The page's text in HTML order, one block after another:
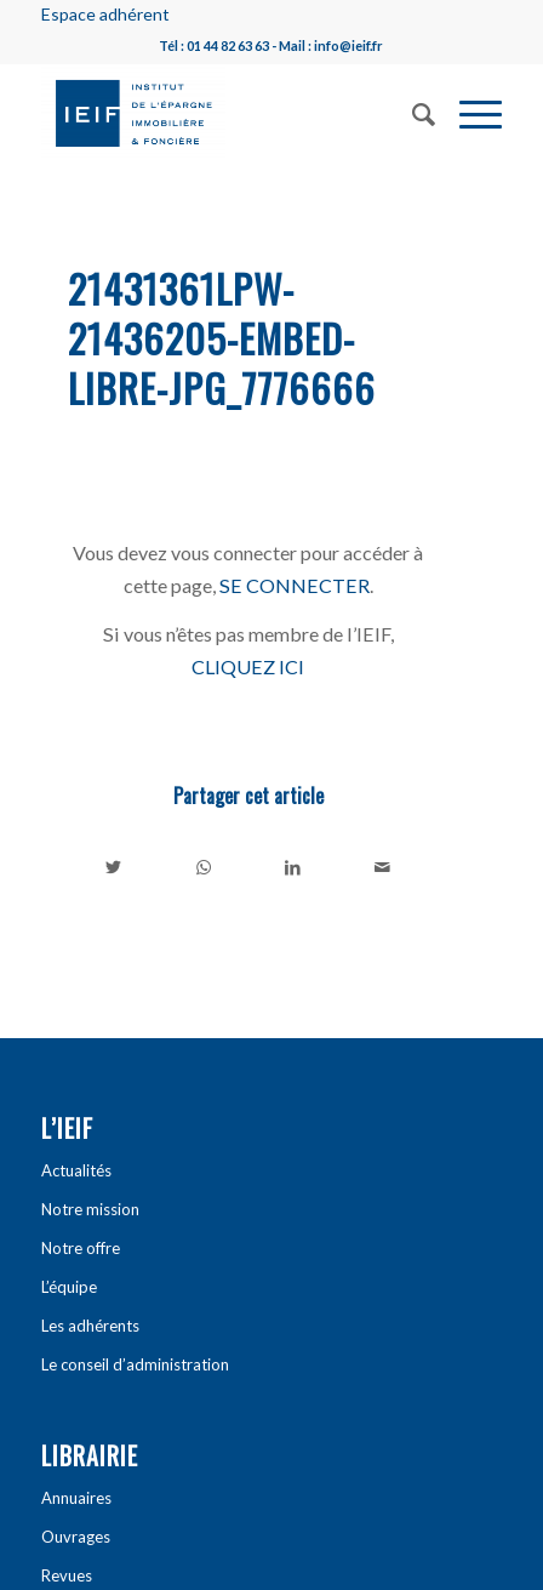
Espace adhérent
Tél : 01 44 82 63 63 - Mail : info@ieif.fr
21431361LPW-
21436205-EMBED-
LIBRE-JPG_7776666
Vous devez vous connecter pour accéder à
cette page, SE CONNECTER
Si vous n’êtes pas membre de l’IEIF,
CLIQUEZ ICI
Partager cet article
L’IEIF
Actualités
Notre mission
Notre offre
L’équipe
Les adhérents
Le conseil d’administration
LIBRAIRIE
Annuaires
Ouvrages
Revues